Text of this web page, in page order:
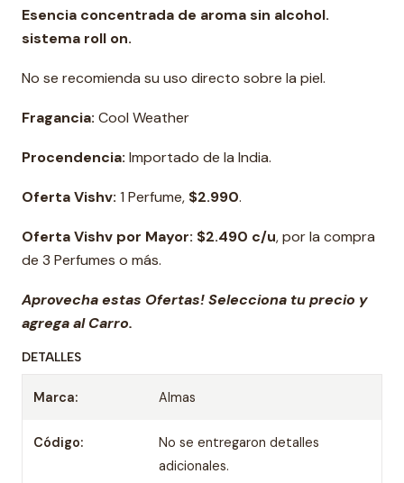
Esencia concentrada de aroma sin alcohol.
sistema roll on.
No se recomienda su uso directo sobre la piel.
Fragancia: Cool Weather
Procendencia: Importado de la India.
Oferta Vishv: 1 Perfume, $2.990.
Oferta Vishv por Mayor: $2.490 c/u, por la compra
de 3 Perfumes o más.
Aprovecha estas Ofertas! Selecciona tu precio y
agrega al Carro.
DETALLES
Marca: Almas
Código:
No se entregaron detalles
adicionales.